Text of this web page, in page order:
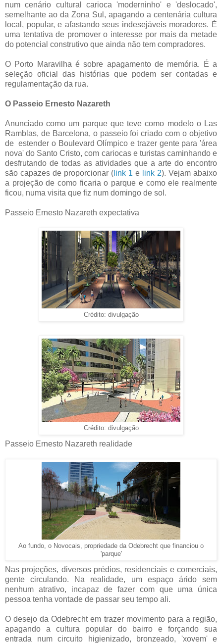
num cenário cultural carioca 'moderninho' e 'deslocado',
semelhante ao da Zona Sul, apagando a centenária cultura
local, popular, e afastando seus indesejáveis moradores. É
uma tentativa de promover o interesse por mais da metade
do potencial construtivo que ainda não tem compradores.
O Porto Maravilha é sobre apagamento de memória. É a
seleção oficial das histórias que podem ser contadas e
regulamentação da rua.
O Passeio Ernesto Nazareth
Anunciado como um parque que teve como modelo o Las
Ramblas, de Barcelona, o passeio foi criado com o objetivo
de estender o Boulevard Olímpico e trazer gente para 'área
nova' do Santo Cristo, com cariocas e turistas caminhando e
desfrutando de todas as atividades que a arte do encontro
são capazes de proporcionar ( link 1 e link 2). Vejam abaixo
a projeção de como ficaria o parque e como ele realmente
ficou, numa visita que fiz num domingo de sol.
Passeio Ernesto Nazareth expectativa
Crédito: divulgação
Crédito: divulgação
Passeio Ernesto Nazareth realidade
Ao fundo, o Novocais, propriedade da Odebrecht que financiou o
'parque'
Nas projeções, diversos prédios, residenciais e comerciais,
gente circulando. Na realidade, um espaço árido sem
nenhum atrativo, incapaz de fazer com que uma única
pessoa tenha vontade de passar seu tempo ali.
O desejo da Odebrecht em trazer movimento para a região,
apagando a cultura popular do bairro e forçando sua
entrada num circuito higienizado, bronzeado, 'xovem' e